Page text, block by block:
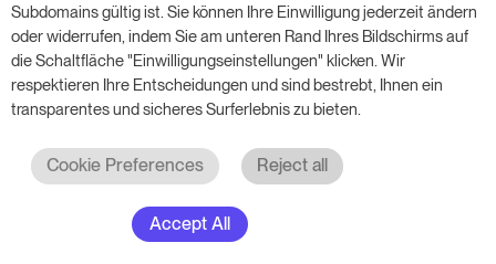
Grundlage des Buchungsrhythmus und der
Marktbedingungen und aktualisiert sie täglich, um
sicherzustellen, dass deine Preise immer optimal
sind.
Richtiger Preis, jede Nacht
Mit strategischer, gezielter Rabattierung in
Subdomains gültig ist. Sie können Ihre Einwilligung jederzeit ändern
oder widerrufen, indem Sie am unteren Rand Ihres Bildschirms auf
die Schaltfläche "Einwilligungseinstellungen" klicken. Wir
respektieren Ihre Entscheidungen und sind bestrebt, Ihnen ein
transparentes und sicheres Surferlebnis zu bieten.
Cookie Preferences Reject all
Accept All